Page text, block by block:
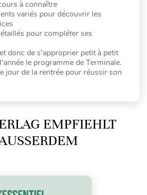
à connaître
variés pour découvrir les
pour compléter ses
donc de s’approprier petit à petit
le programme de Terminale.
jour de la rentrée pour réussir son
EMPFIEHLT